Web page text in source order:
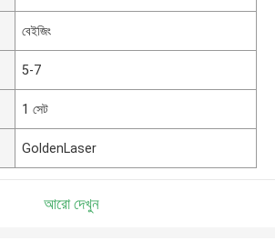
বেইজিং
5-7
1 সেট
GoldenLaser
আরো দেখুন